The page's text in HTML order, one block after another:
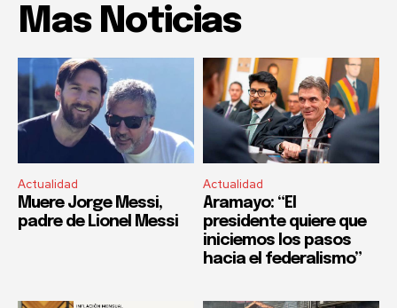
Mas Noticias
Actualidad
Muere Jorge Messi,
padre de Lionel Messi
Actualidad
Aramayo: “El
presidente quiere que
iniciemos los pasos
hacia el federalismo”